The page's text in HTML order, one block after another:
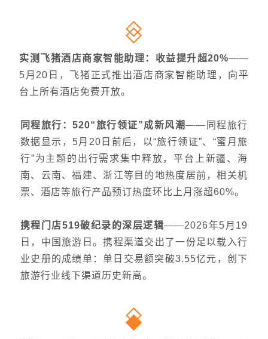
实测飞猪酒店商家智能助理：收益提升超20%——
5月20日，飞猪正式推出酒店商家智能助理，向平
台上所有酒店免费开放。
同程旅行：520“旅行领证”成新风潮——同程旅行
数据显示，5月20日前后，以“旅行领证”、“蜜月旅
行”为主题的出行需求集中释放，平台上新疆、海
南、云南、福建、浙江等目的地热度居前，相关机
票、酒店等旅行产品预订热度环比上月涨超60%。
携程门店519破纪录的深层逻辑——2026年5月19
日，中国旅游日。携程渠道交出了一份足以载入行
业史册的成绩单：单日交易额突破3.55亿元，创下
旅游行业线下渠道历史新高。